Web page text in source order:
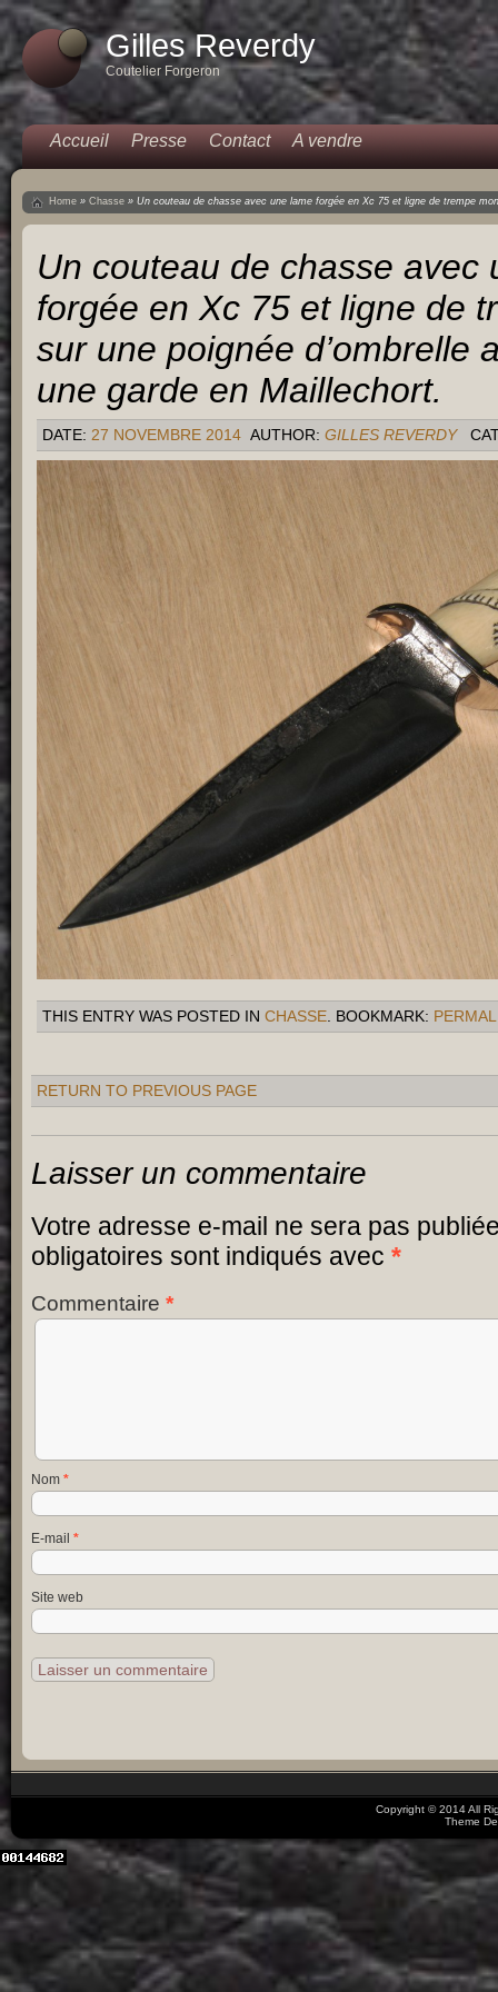
Gilles Reverdy
Coutelier Forgeron
Accueil Presse Contact A vendre
Home » Chasse » Un couteau de chasse avec une lame forgée en Xc 75 et ligne de trempe
Un couteau de chasse avec
forgée en Xc 75 et ligne de
sur une poignée d’ombrelle
une garde en Maillechort.
DATE: 27 NOVEMBRE 2014 AUTHOR: GILLES REVERDY
THIS ENTRY WAS POSTED IN CHASSE . BOOKMARK:
RETURN TO PREVIOUS PAGE
Laisser un commentaire
Votre adresse e-mail ne sera pas
obligatoires sont indiqués avec *
Commentaire *
Nom *
E-mail *
Site web
Copyright © 2014 All
Theme